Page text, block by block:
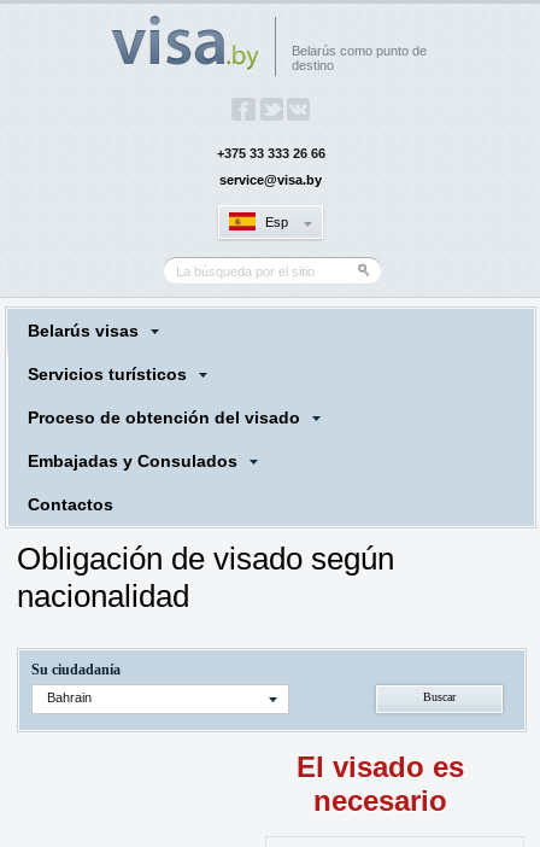
Belarús como punto de
destino
+375 33 333 26 66
service@visa.by
Esp
Belarús visas
Servicios turísticos
Proceso de obtención del visado
Embajadas y Consulados
Contactos
Obligación de visado según
nacionalidad
Su ciudadanía
Bahrain
El visado es
necesario